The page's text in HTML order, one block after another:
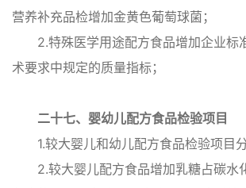
营养补充品检增加金黄色葡萄球菌；
2.特殊医学用途配方食品增加企业标
术要求中规定的质量指标；
二十七、婴幼儿配方食品检验项目
1.较大婴儿和幼儿配方食品检验项目分
2.较大婴儿配方食品增加乳糖占碳水